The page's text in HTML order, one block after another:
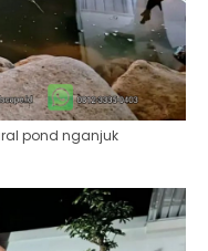
pond nganjuk